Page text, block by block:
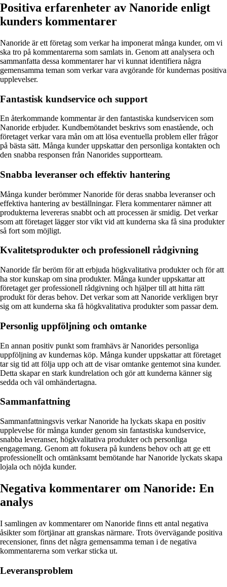
Positiva erfarenheter av Nanoride enligt
kunders kommentarer
Nanoride är ett företag som verkar ha imponerat många kunder, om vi
ska tro på kommentarerna som samlats in. Genom att analysera och
sammanfatta dessa kommentarer har vi kunnat identifiera några
gemensamma teman som verkar vara avgörande för kundernas positiva
upplevelser.
Fantastisk kundservice och support
En återkommande kommentar är den fantastiska kundservicen som
Nanoride erbjuder. Kundbemötandet beskrivs som enastående, och
företaget verkar vara mån om att lösa eventuella problem eller frågor
på bästa sätt. Många kunder uppskattar den personliga kontakten och
den snabba responsen från Nanorides supportteam.
Snabba leveranser och effektiv hantering
Många kunder berömmer Nanoride för deras snabba leveranser och
effektiva hantering av beställningar. Flera kommentarer nämner att
produkterna levereras snabbt och att processen är smidig. Det verkar
som att företaget lägger stor vikt vid att kunderna ska få sina produkter
så fort som möjligt.
Kvalitetsprodukter och professionell rådgivning
Nanoride får beröm för att erbjuda högkvalitativa produkter och för att
ha stor kunskap om sina produkter. Många kunder uppskattar att
företaget ger professionell rådgivning och hjälper till att hitta rätt
produkt för deras behov. Det verkar som att Nanoride verkligen bryr
sig om att kunderna ska få högkvalitativa produkter som passar dem.
Personlig uppföljning och omtanke
En annan positiv punkt som framhävs är Nanorides personliga
uppföljning av kundernas köp. Många kunder uppskattar att företaget
tar sig tid att följa upp och att de visar omtanke gentemot sina kunder.
Detta skapar en stark kundrelation och gör att kunderna känner sig
sedda och väl omhändertagna.
Sammanfattning
Sammanfattningsvis verkar Nanoride ha lyckats skapa en positiv
upplevelse för många kunder genom sin fantastiska kundservice,
snabba leveranser, högkvalitativa produkter och personliga
engagemang. Genom att fokusera på kundens behov och att ge ett
professionellt och omtänksamt bemötande har Nanoride lyckats skapa
lojala och nöjda kunder.
Negativa kommentarer om Nanoride: En
analys
I samlingen av kommentarer om Nanoride finns ett antal negativa
åsikter som förtjänar att granskas närmare. Trots övervägande positiva
recensioner, finns det några gemensamma teman i de negativa
kommentarerna som verkar sticka ut.
Leveransproblem